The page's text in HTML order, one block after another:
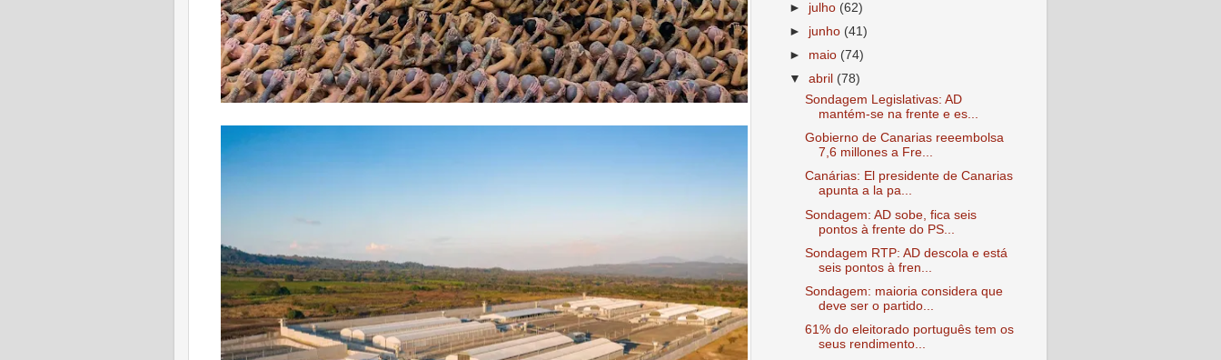
► julho (62)
► junho (41)
► maio (74)
▼abril (78)
Sondagem Legislativas: AD
mantém-se na frente e es...
Gobierno de Canarias reeembolsa
7,6 millones a Fre...
Canárias: El presidente de Canarias
apunta a la pa...
Sondagem: AD sobe, fica seis
pontos à frente do PS...
Sondagem RTP: AD descola e está
seis pontos à fren...
Sondagem: maioria considera que
deve ser o partido...
61% do eleitorado português tem os
seus rendimento...